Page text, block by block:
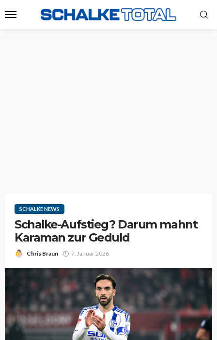
SCHALKE NEWS
Schalke-Aufstieg? Darum mahnt
Karaman zur Geduld
Chris Braun 7. Januar 2026